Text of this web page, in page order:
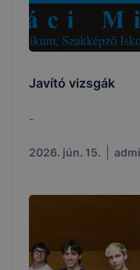
Javító vizsgák
-
2026. jún. 15.